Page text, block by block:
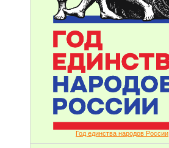
Год единства народов России